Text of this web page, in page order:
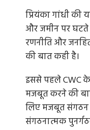
प्रियंका गांधी की
और जमीन पर घटते
रणनीति और
की बात कही है।
इससे पहले CWC के
मजबूत करने की
लिए मजबूत संगठन
संगठनात्मक